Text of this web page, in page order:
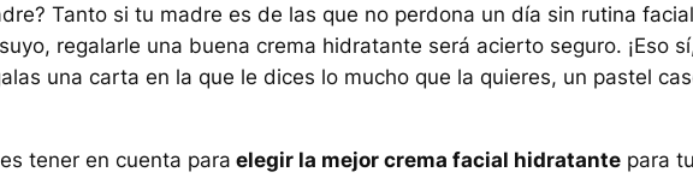
Tanto si tu madre es de las que no perdona un día sin rutina
regalarle una buena crema hidratante será acierto seguro. ¡Eso
una carta en la que le dices lo mucho que la quieres, un pastel
tener en cuenta para elegir la mejor crema facial hidratante para tu